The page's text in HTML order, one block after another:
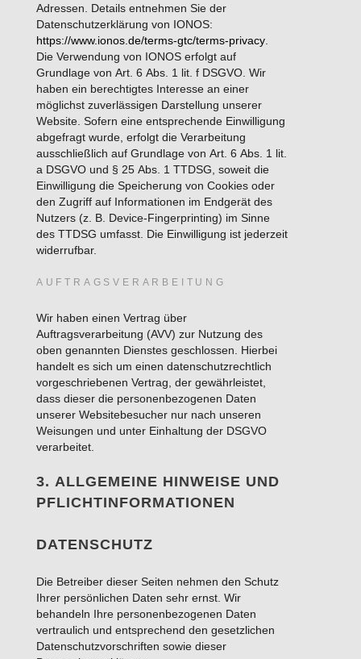
Adressen. Details entnehmen Sie der
Datenschutzerklärung von IONOS:
https://www.ionos.de/terms-gtc/terms-privacy.
Die Verwendung von IONOS erfolgt auf
Grundlage von Art. 6 Abs. 1 lit. f DSGVO. Wir
haben ein berechtigtes Interesse an einer
möglichst zuverlässigen Darstellung unserer
Website. Sofern eine entsprechende Einwilligung
abgefragt wurde, erfolgt die Verarbeitung
ausschließlich auf Grundlage von Art. 6 Abs. 1 lit.
a DSGVO und § 25 Abs. 1 TTDSG, soweit die
Einwilligung die Speicherung von Cookies oder
den Zugriff auf Informationen im Endgerät des
Nutzers (z. B. Device-Fingerprinting) im Sinne
des TTDSG umfasst. Die Einwilligung ist jederzeit
widerrufbar.
AUFTRAGSVERARBEITUNG
Wir haben einen Vertrag über
Auftragsverarbeitung (AVV) zur Nutzung des
oben genannten Dienstes geschlossen. Hierbei
handelt es sich um einen datenschutzrechtlich
vorgeschriebenen Vertrag, der gewährleistet,
dass dieser die personenbezogenen Daten
unserer Websitebesucher nur nach unseren
Weisungen und unter Einhaltung der DSGVO
verarbeitet.
3. ALLGEMEINE HINWEISE UND
PFLICHT­INFORMATIONEN
DATENSCHUTZ
Die Betreiber dieser Seiten nehmen den Schutz
Ihrer persönlichen Daten sehr ernst. Wir
behandeln Ihre personenbezogenen Daten
vertraulich und entsprechend den gesetzlichen
Datenschutzvorschriften sowie dieser